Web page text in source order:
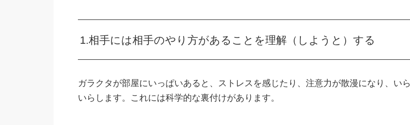
1.相手には相手のやり方があることを理解（しようと）する
ガラクタが部屋にいっぱいあると、ストレスを感じたり、注意力が散漫になり、いら
いらします。これには科学的な裏付けがあります。